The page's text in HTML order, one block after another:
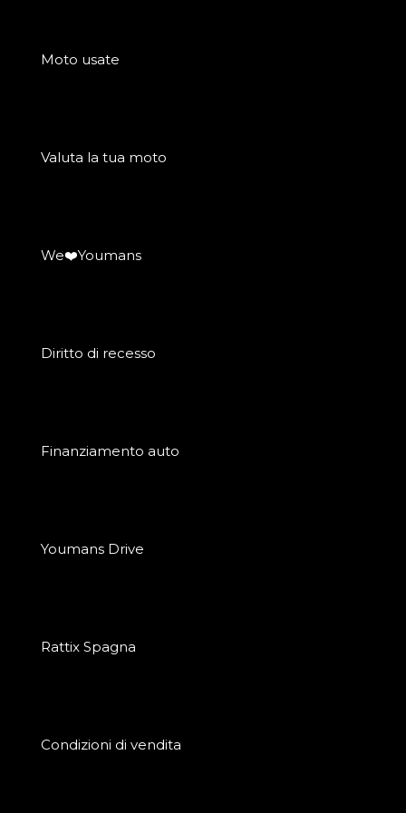
Moto usate
Valuta la tua moto
We❤️Youmans
Diritto di recesso
Finanziamento auto
Youmans Drive
Rattix Spagna
Condizioni di vendita